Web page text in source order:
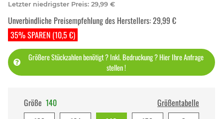
Letzter niedrigster Preis: 29,99 €
35% SPAREN (10,5 €)
Unverbindliche Preisempfehlung des Herstellers:29,99 €
Größere Stückzahlen benötigt ? Inkl. Bedruckung ? Hier Ihre Anfrage
stellen !
Größe 140
Größentabelle